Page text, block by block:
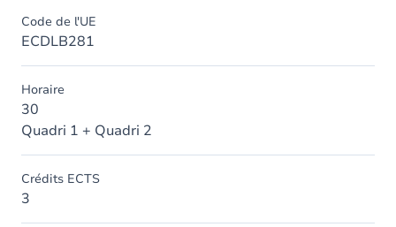
Code de l'UE
ECDLB281
Horaire
30
Quadri 1 + Quadri 2
Crédits ECTS
3